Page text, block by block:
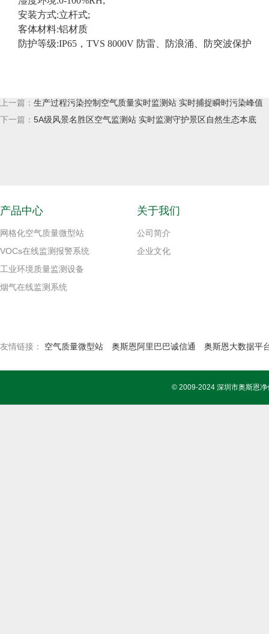
安装方式:立杆式;
客体材料:铝材质
防护等级:IP65，TVS 8000V 防雷、防浪涌、防突波保护
上一篇： 生产过程污染控制空气质量实时监测站 实时捕捉瞬时污染峰值
下一篇： 5A级风景名胜区空气监测站 实时监测守护景区自然生态本底
产品中心
网格化空气质量微型站
VOCs在线监测报警系统
工业环境质量监测设备
烟气在线监测系统
关于我们
公司简介
企业文化
友情链接： 空气质量微型站 奥斯恩阿里巴巴诚信通 奥斯恩大数据平
© 2009-2024 深圳市奥斯恩